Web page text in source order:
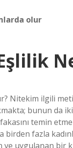
olur
Nitekim ilgili
bunun da
temin
birden fazla
ve uygulanan